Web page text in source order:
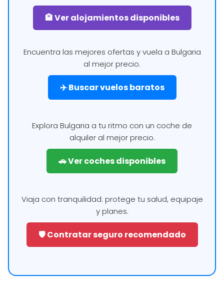
🏨 Ver alojamientos disponibles
Encuentra las mejores ofertas y vuela a Bulgaria
al mejor precio.
✈️ Buscar vuelos baratos
Explora Bulgaria a tu ritmo con un coche de
alquiler al mejor precio.
🚗 Ver coches disponibles
Viaja con tranquilidad: protege tu salud, equipaje
y planes.
🛡️ Contratar seguro recomendado